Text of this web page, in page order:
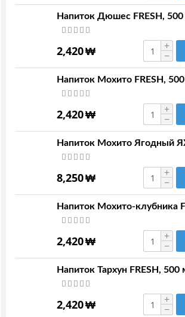
Напиток Дюшес FRESH,
2,420₩ +
−
Напиток Мохито FRESH,
2,420₩ +
−
Напиток Мохито Ягодный
8,250₩ +
−
Напиток Мохито-клубника
2,420₩ +
−
Напиток Тархун FRESH, 500
2,420₩ +
−